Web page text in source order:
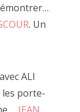
. Un
ALI
les porte-